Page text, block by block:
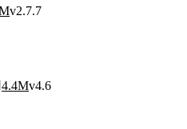
v2.7.7
4.4Mv4.6